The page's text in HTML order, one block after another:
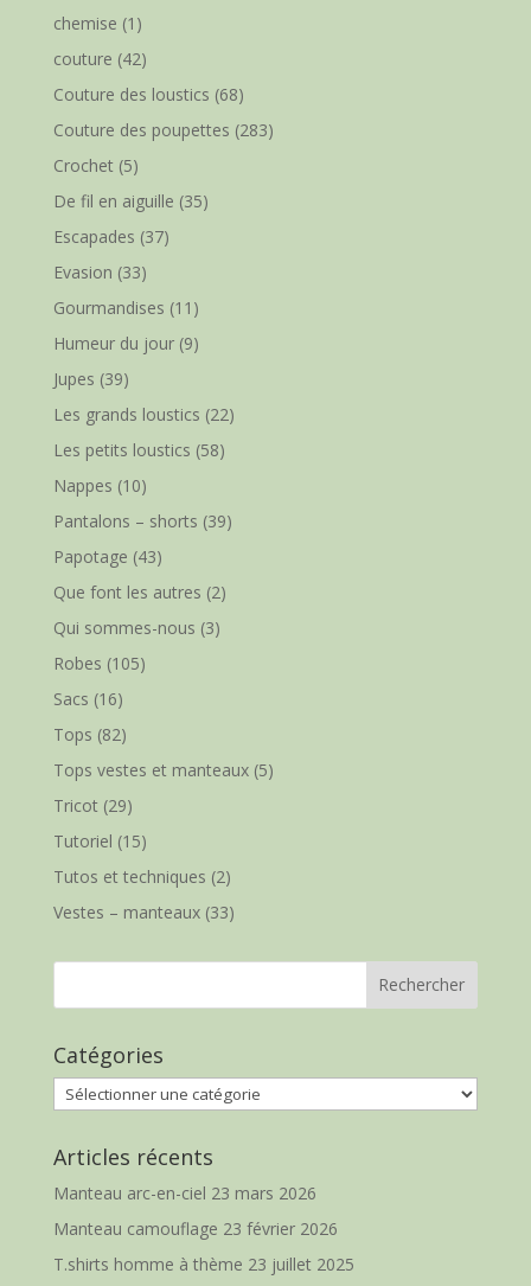
chemise (1)
couture (42)
Couture des loustics (68)
Couture des poupettes (283)
Crochet (5)
De fil en aiguille (35)
Escapades (37)
Evasion (33)
Gourmandises (11)
Humeur du jour(9)
Jupes (39)
Les grands loustics (22)
Les petits loustics (58)
Nappes (10)
Pantalons – shorts (39)
Papotage (43)
Que font les autres (2)
Qui sommes-nous (3)
Robes (105)
Sacs (16)
Tops (82)
Tops vestes et manteaux(5)
Tricot (29)
Tutoriel (15)
Tutos et techniques (2)
Vestes – manteaux(33)
Catégories
Catégories
Articles récents
Manteau arc-en-ciel 23 mars 2026
Manteau camouflage 23 février 2026
T.shirts homme à thème 23 juillet 2025